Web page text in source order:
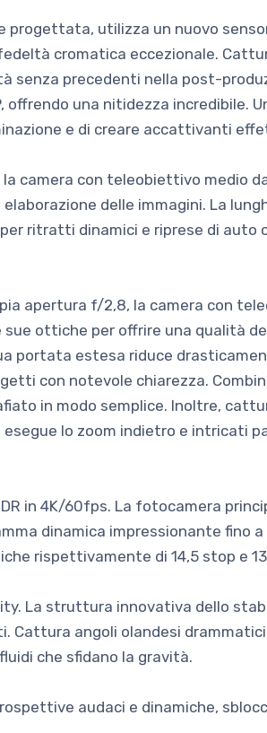
utilizza un nuovo
cromatica eccezionale.
senza precedenti nella post-
una nitidezza incredibile.
e di creare accattivanti
camera con teleobiettivo medio
delle immagini. La
ritratti dinamici e riprese di auto
apertura f/2,8, la camera con
ottiche per offrire una qualità
portata estesa riduce
con notevole chiarezza.
in modo semplice. Inoltre,
lo zoom indietro e intricati
in 4K/60fps. La fotocamera
dinamica impressionante fino a
rispettivamente di 14,5 stop e
La struttura innovativa dello
Cattura angoli olandesi
che sfidano la gravità.
audaci e dinamiche,